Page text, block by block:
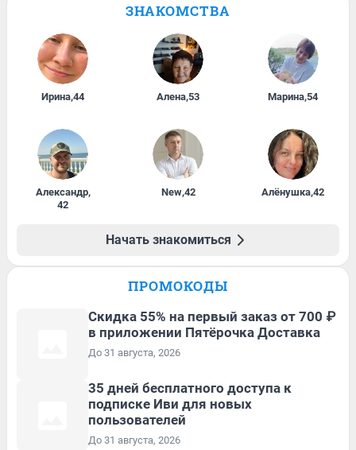
ЗНАКОМСТВА
Ирина,44 Алена,53 Марина,54
Александр,
42
New,42 Алёнушка,42
Начать знакомиться
ПРОМОКОДЫ
Скидка 55% на первый заказ от 700 ₽
в приложении Пятёрочка Доставка
До 31 августа, 2026
35 дней бесплатного доступа к
подписке Иви для новых
пользователей
До 31 августа, 2026